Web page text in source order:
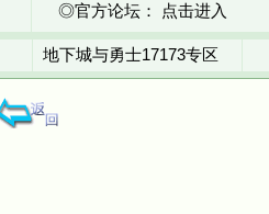
◎官方论坛：
点击进入
地下城与勇士17173专区